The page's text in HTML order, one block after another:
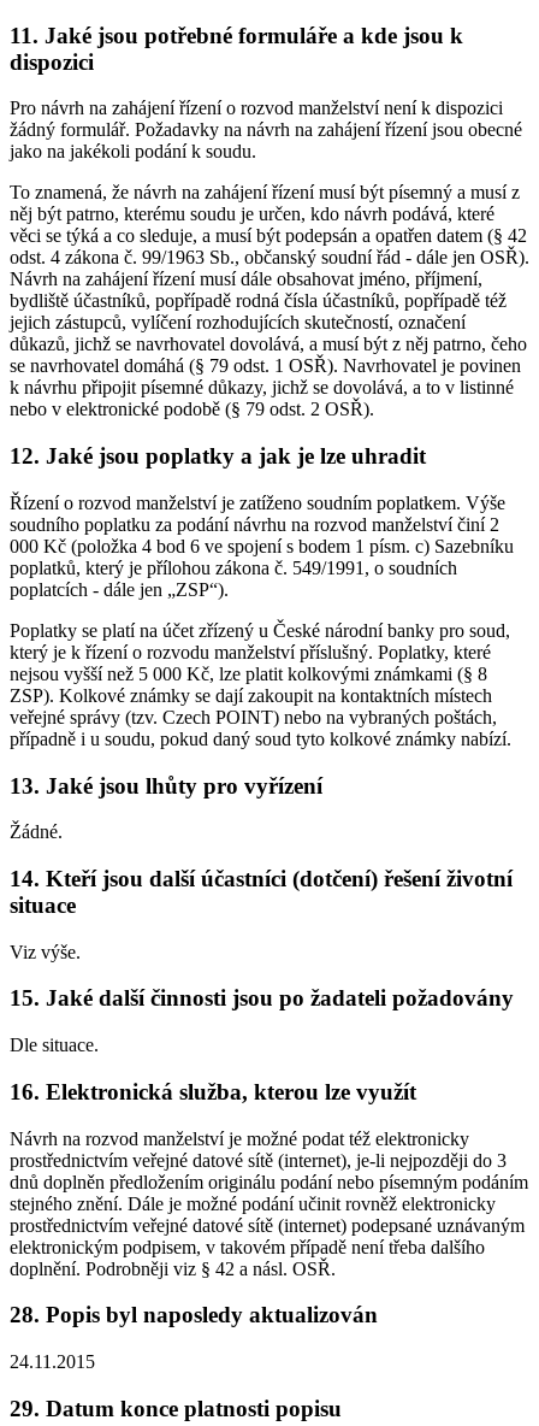
11. Jaké jsou potřebné formuláře a kde jsou k
dispozici
Pro návrh na zahájení řízení o rozvod manželství není k dispozici
žádný formulář. Požadavky na návrh na zahájení řízení jsou obecné
jako na jakékoli podání k soudu.
To znamená, že návrh na zahájení řízení musí být písemný a musí z
něj být patrno, kterému soudu je určen, kdo návrh podává, které
věci se týká a co sleduje, a musí být podepsán a opatřen datem (§ 42
odst. 4 zákona č. 99/1963 Sb., občanský soudní řád - dále jen OSŘ).
Návrh na zahájení řízení musí dále obsahovat jméno, příjmení,
bydliště účastníků, popřípadě rodná čísla účastníků, popřípadě též
jejich zástupců, vylíčení rozhodujících skutečností, označení
důkazů, jichž se navrhovatel dovolává, a musí být z něj patrno, čeho
se navrhovatel domáhá (§ 79 odst. 1 OSŘ). Navrhovatel je povinen
k návrhu připojit písemné důkazy, jichž se dovolává, a to v listinné
nebo v elektronické podobě (§ 79 odst. 2 OSŘ).
12. Jaké jsou poplatky a jak je lze uhradit
Řízení o rozvod manželství je zatíženo soudním poplatkem. Výše
soudního poplatku za podání návrhu na rozvod manželství činí 2
000 Kč (položka 4 bod 6 ve spojení s bodem 1 písm. c) Sazebníku
poplatků, který je přílohou zákona č. 549/1991, o soudních
poplatcích - dále jen „ZSP“).
Poplatky se platí na účet zřízený u České národní banky pro soud,
který je k řízení o rozvodu manželství příslušný. Poplatky, které
nejsou vyšší než 5 000 Kč, lze platit kolkovými známkami (§ 8
ZSP). Kolkové známky se dají zakoupit na kontaktních místech
veřejné správy (tzv. Czech POINT) nebo na vybraných poštách,
případně i u soudu, pokud daný soud tyto kolkové známky nabízí.
13. Jaké jsou lhůty pro vyřízení
Žádné.
14. Kteří jsou další účastníci (dotčení) řešení životní
situace
Viz výše.
15. Jaké další činnosti jsou po žadateli požadovány
Dle situace.
16. Elektronická služba, kterou lze využít
Návrh na rozvod manželství je možné podat též elektronicky
prostřednictvím veřejné datové sítě (internet), je-li nejpozději do 3
dnů doplněn předložením originálu podání nebo písemným podáním
stejného znění. Dále je možné podání učinit rovněž elektronicky
prostřednictvím veřejné datové sítě (internet) podepsané uznávaným
elektronickým podpisem, v takovém případě není třeba dalšího
doplnění. Podrobněji viz § 42 a násl. OSŘ.
28. Popis byl naposledy aktualizován
24.11.2015
29. Datum konce platnosti popisu